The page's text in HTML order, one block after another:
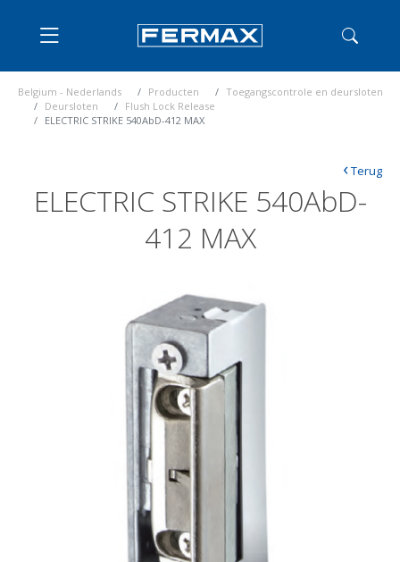
Belgium - Nederlands Producten
Toegangscontrole en deursloten
Deursloten
Flush Lock Release
ELECTRIC STRIKE 540AbD-412 MAX
ELECTRIC STRIKE 540AbD-
412 MAX
‹Terug